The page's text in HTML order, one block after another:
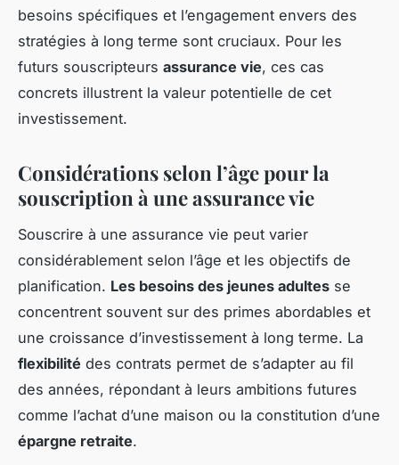
besoins spécifiques et l’engagement envers des
stratégies à long terme sont cruciaux. Pour les
futurs souscripteurs assurance vie, ces cas
concrets illustrent la valeur potentielle de cet
investissement.
Considérations selon l’âge pour la
souscription à une assurance vie
Souscrire à une assurance vie peut varier
considérablement selon l’âge et les objectifs de
planification. Les besoins des jeunes adultes se
concentrent souvent sur des primes abordables et
une croissance d’investissement à long terme. La
flexibilité des contrats permet de s’adapter au fil
des années, répondant à leurs ambitions futures
comme l’achat d’une maison ou la constitution d’une
épargne retraite.